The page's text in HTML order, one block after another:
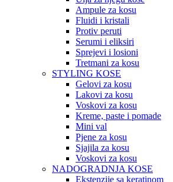
Ampule za kosu
Fluidi i kristali
Protiv peruti
Serumi i eliksiri
Sprejevi i losioni
Tretmani za kosu
STYLING KOSE
Gelovi za kosu
Lakovi za kosu
Voskovi za kosu
Kreme, paste i pomade
Mini val
Pjene za kosu
Sjajila za kosu
Voskovi za kosu
NADOGRADNJA KOSE
Ekstenzije sa keratinom